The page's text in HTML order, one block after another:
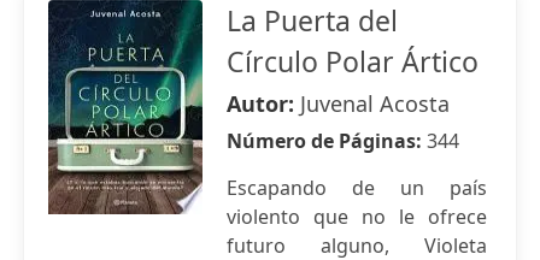
La Puerta del
Círculo Polar Ártico
Autor: Juvenal Acosta
Número de Páginas: 344
Escapando de un país
violento que no le ofrece
futuro alguno, Violeta